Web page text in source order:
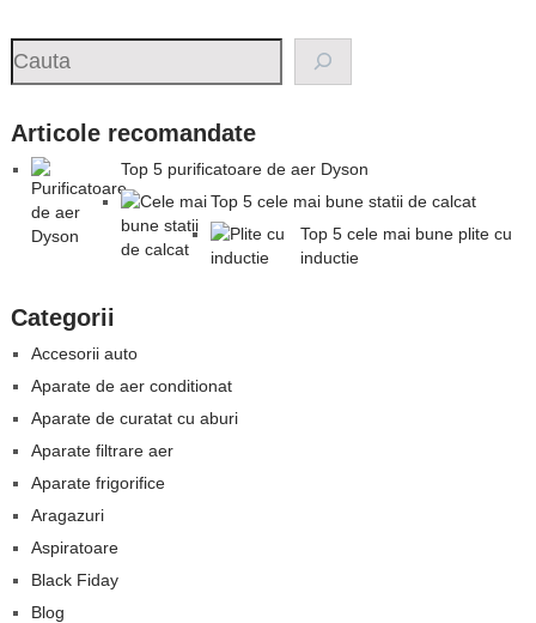
Search
Articole recomandate
Top 5 purificatoare de aer Dyson
Top 5 cele mai bune statii de calcat
Top 5 cele mai bune plite cu
inductie
Categorii
Accesorii auto
Aparate de aer conditionat
Aparate de curatat cu aburi
Aparate filtrare aer
Aparate frigorifice
Aragazuri
Aspiratoare
Black Fiday
Blog